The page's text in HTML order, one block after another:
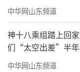
任职，包括“
司”“华青传
司”“北京真有
虽然深陷
中华网山东频道
神十八乘组踏上回
们“太空出差”半年
中华网山东频道